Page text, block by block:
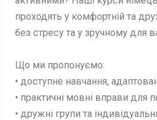
проходять у комфортній та
без стресу та у зручному для
Що ми пропонуємо:
• доступне навчання,
• практичні мовні вправи для
• дружні групи та